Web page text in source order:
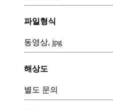
파일형식
동영상, jpg
해상도
별도 문의